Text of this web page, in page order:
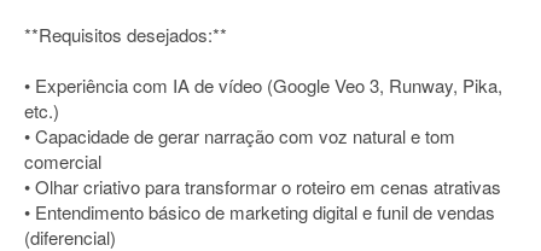
**Requisitos desejados:**
• Experiência com IA de vídeo (Google Veo 3, Runway, Pika,
etc.)
• Capacidade de gerar narração com voz natural e tom
comercial
• Olhar criativo para transformar o roteiro em cenas atrativas
• Entendimento básico de marketing digital e funil de vendas
(diferencial)